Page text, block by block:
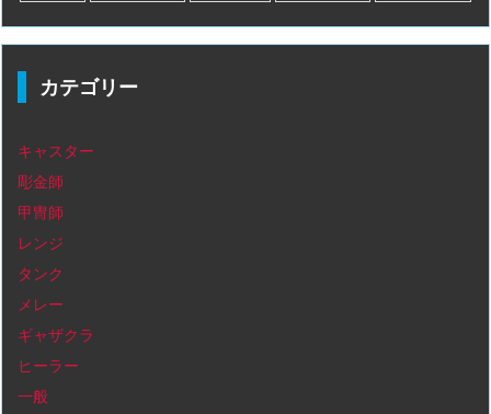
カテゴリー
キャスター
彫金師
甲冑師
レンジ
タンク
メレー
ギャザクラ
ヒーラー
一般